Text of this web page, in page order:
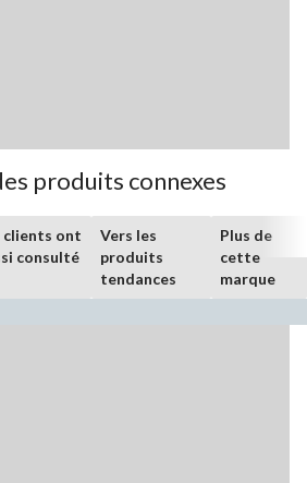
produits connexes
clients ont
consulté
Vers les
produits
tendances
Plus de
cette
marque